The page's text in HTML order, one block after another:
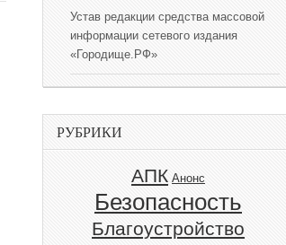
Устав редакции средства массовой
информации сетевого издания
«Городище.РФ»
РУБРИКИ
АПК Анонс
Безопасность
Благоустройство